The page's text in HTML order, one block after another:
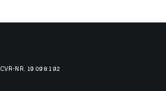
CVR-NR. 19 09 81 92